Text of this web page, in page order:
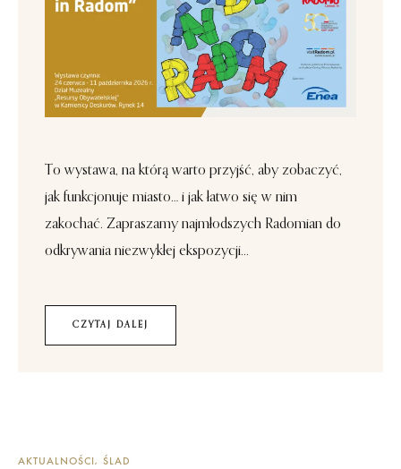
To wystawa, na którą warto przyjść, aby zobaczyć,
jak funkcjonuje miasto… i jak łatwo się w nim
zakochać. Zapraszamy najmłodszych Radomian do
odkrywania niezwykłej ekspozycji...
CZYTAJ DALEJ
AKTUALNOŚCI ŚLAD